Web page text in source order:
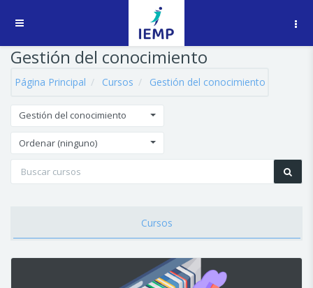
Panel lateral
Gestión del conocimiento
Página Principal Cursos Gestión del conocimiento
Gestión del conocimiento
Ordenar (ninguno)
Cursos